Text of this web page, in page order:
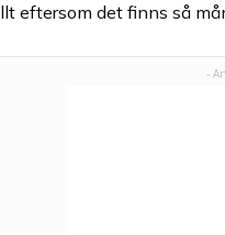
eftersom det finns så